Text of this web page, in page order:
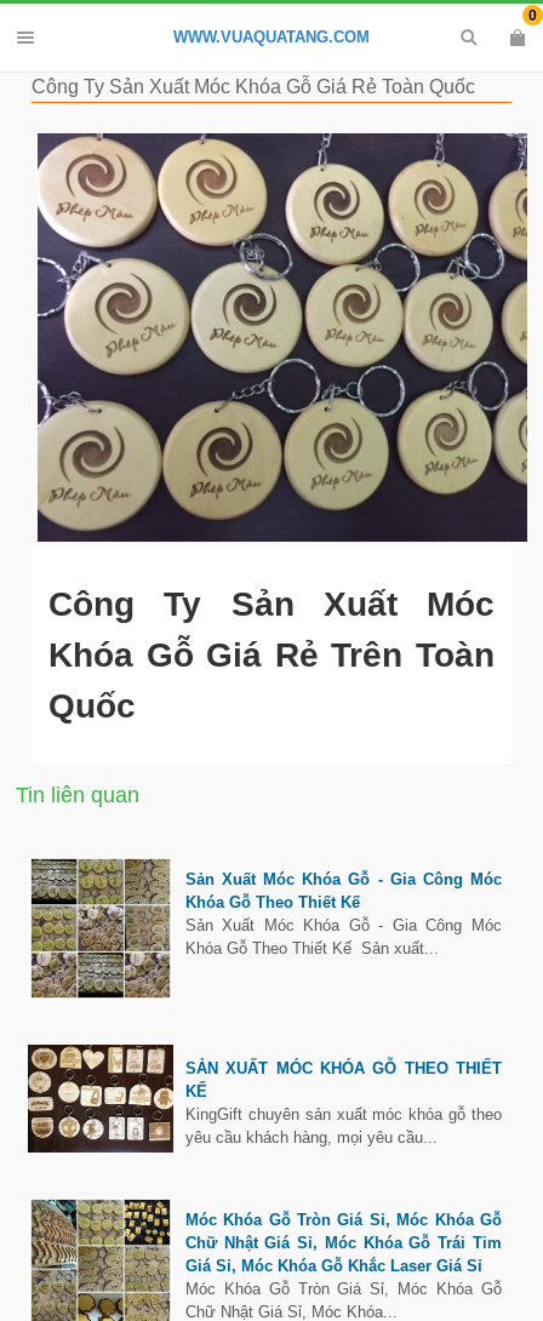
WWW.VUAQUATANG.COM
0
Công Ty Sản Xuất Móc Khóa Gỗ Giá Rẻ Toàn Quốc
Công Ty Sản Xuất Móc
Khóa Gỗ Giá Rẻ Trên Toàn
Quốc
Tin liên quan
Sản Xuất Móc Khóa Gỗ - Gia Công Móc
Khóa Gỗ Theo Thiết Kế
Sản Xuất Móc Khóa Gỗ - Gia Công Móc
Khóa Gỗ Theo Thiết Kế Sản xuất...
SẢN XUẤT MÓC KHÓA GỖ THEO THIẾT
KẾ
KingGift chuyên sản xuất móc khóa gỗ theo
yêu cầu khách hàng, mọi yêu cầu...
Móc Khóa Gỗ Tròn Giá Sỉ, Móc Khóa Gỗ
Chữ Nhật Giá Sỉ, Móc Khóa Gỗ Trái Tim
Giá Sỉ, Móc Khóa Gỗ Khắc Laser Giá Sỉ
Móc Khóa Gỗ Tròn Giá Sỉ, Móc Khóa Gỗ
Chữ Nhật Giá Sỉ, Móc Khóa...